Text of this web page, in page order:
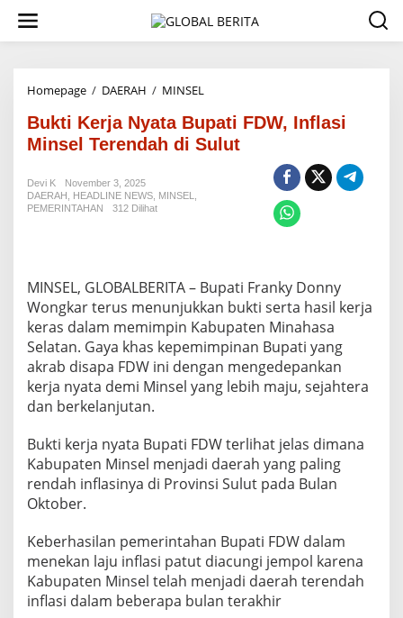
w
Homepage / DAERAH / MINSEL
k
t
i
a
t
a
B
u
p
a
D
W
,
l
a
s
i
M
Bukti Kerja Nyata Bupati FDW, Inflasi
Minsel Terendah di Sulut
Devi K
November 3, 2025
DAERAH
HEADLINE NEWS MINSEL
PEMERINTAHAN
312 Dilihat
MINSEL, GLOBALBERITA – Bupati Franky Donny
Wongkar terus menunjukkan bukti serta hasil kerja
keras dalam memimpin Kabupaten Minahasa
Selatan. Gaya khas kepemimpinan Bupati yang
akrab disapa FDW ini dengan mengedepankan
kerja nyata demi Minsel yang lebih maju, sejahtera
dan berkelanjutan.
Bukti kerja nyata Bupati FDW terlihat jelas dimana
Kabupaten Minsel menjadi daerah yang paling
rendah inflasinya di Provinsi Sulut pada Bulan
Oktober.
Keberhasilan pemerintahan Bupati FDW dalam
menekan laju inflasi patut diacungi jempol karena
Kabupaten Minsel telah menjadi daerah terendah
inflasi dalam beberapa bulan terakhir